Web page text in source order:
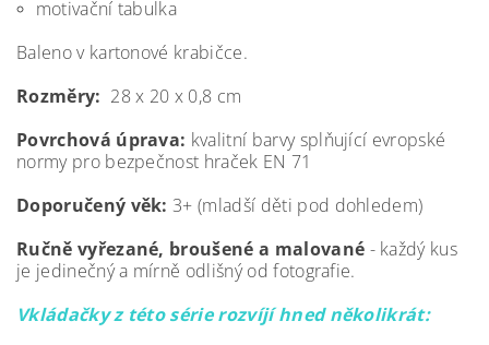
motivační tabulka
Baleno v kartonové krabičce.
Rozměry: 28 x 20 x 0,8 cm
Povrchová úprava: kvalitní barvy splňující evropské
normy pro bezpečnost hraček EN 71
Doporučený věk: 3+ (mladší děti pod dohledem)
Ručně vyřezané, broušené a malované - každý kus
je jedinečný a mírně odlišný od fotografie.
Vkládačky z této série rozvíjí hned několikrát: